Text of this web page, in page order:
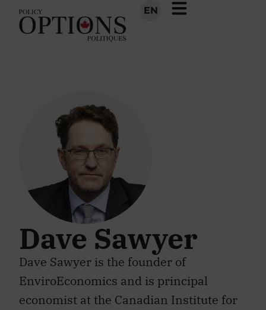
EN
Dave Sawyer
Dave Sawyer is the founder of
EnviroEconomics and is principal
economist at the Canadian Institute for